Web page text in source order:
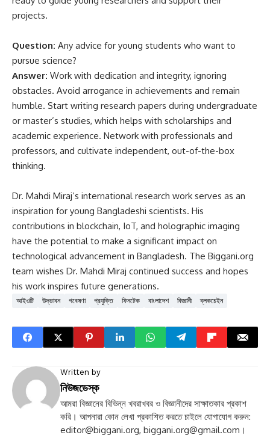
projects.
Question: Any advice for young students who want to
pursue science?
Answer: Work with dedication and integrity, ignoring
obstacles. Avoid arrogance in achievements and remain
humble. Start writing research papers during undergraduate
or master’s studies, which helps with scholarships and
academic experience. Network with professionals and
professors, and cultivate independent, out-of-the-box
thinking.
Dr. Mahdi Miraj’s international research work serves as an
inspiration for young Bangladeshi scientists. His
contributions in blockchain, IoT, and holographic imaging
have the potential to make a significant impact on
technological advancement in Bangladesh. The Biggani.org
team wishes Dr. Mahdi Miraj continued success and hopes
his work inspires future generations.
আইওটি উদ্ভাবন গবেষণা প্রযুক্তি ফিনটেক বাংলাদেশ বিজ্ঞানী ব্লকচেইন
Written by
নিউজডেস্ক
আমরা বিজ্ঞানের বিভিন্ন খবরাখবর ও বিজ্ঞানীদের সাক্ষাতকার প্রকাশ
করি। আপনারা কোন লেখা প্রকাশিত করতে চাইলে যোগাযোগ করুন:
editor@biggani.org, biggani.org@gmail.com ।